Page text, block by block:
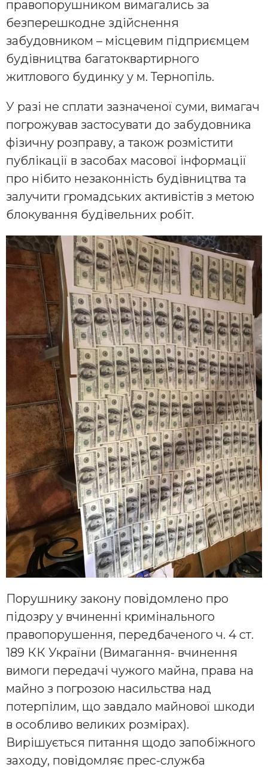
правопорушником вимагались за
безперешкодне здійснення
забудовником – місцевим підприємцем
будівництва багатоквартирного
житлового будинку у м. Тернопіль.
У разі не сплати зазначеної суми, вимагач
погрожував застосувати до забудовника
фізичну розправу, а також розмістити
публікації в засобах масової інформації
про нібито незаконність будівництва та
залучити громадських активістів з метою
блокування будівельних робіт.
Порушнику закону повідомлено про
підозру у вчиненні кримінального
правопорушення, передбаченого ч. 4 ст.
189 КК України (Вимагання- вчинення
вимоги передачі чужого майна, права на
майно з погрозою насильства над
потерпілим, що завдало майнової шкоди
в особливо великих розмірах).
Вирішується питання щодо запобіжного
заходу, повідомляє прес-служба